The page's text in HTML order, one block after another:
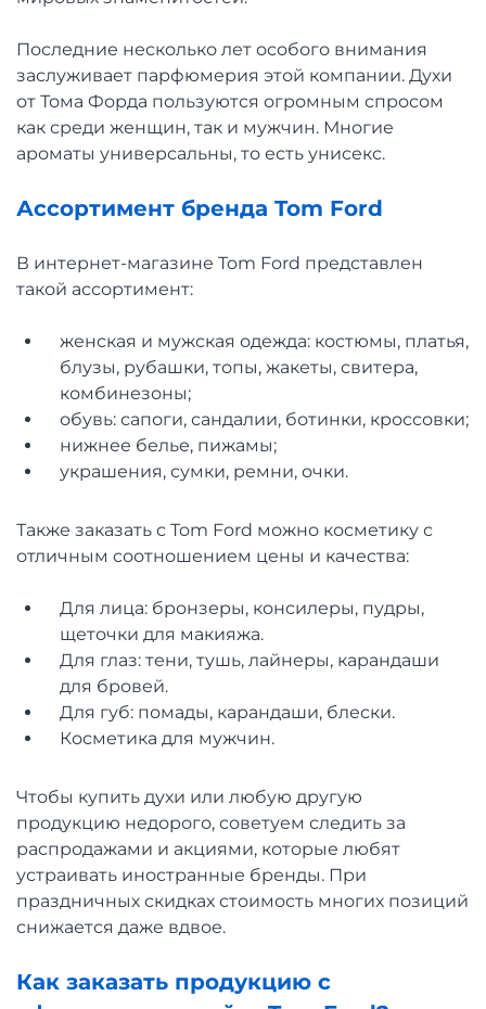
Последние несколько лет особого внимания
заслуживает парфюмерия этой компании. Духи
от Тома Форда пользуются огромным спросом
как среди женщин, так и мужчин. Многие
ароматы универсальны, то есть унисекс.
Ассортимент бренда Tom Ford
В интернет-магазине Tom Ford представлен
такой ассортимент:
женская и мужская одежда: костюмы, платья,
блузы, рубашки, топы, жакеты, свитера,
комбинезоны;
обувь: сапоги, сандалии, ботинки, кроссовки;
нижнее белье, пижамы;
украшения, сумки, ремни, очки.
Также заказать с Tom Ford можно косметику с
отличным соотношением цены и качества:
Для лица: бронзеры, консилеры, пудры,
щеточки для макияжа.
Для глаз: тени, тушь, лайнеры, карандаши
для бровей.
Для губ: помады, карандаши, блески.
Косметика для мужчин.
Чтобы купить духи или любую другую
продукцию недорого, советуем следить за
распродажами и акциями, которые любят
устраивать иностранные бренды. При
праздничных скидках стоимость многих позиций
снижается даже вдвое.
Как заказать продукцию с